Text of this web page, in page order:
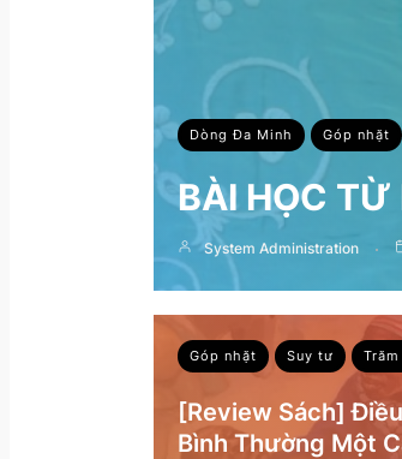
Dòng Đa Minh Góp nhặt
BÀI HỌC TỪ
System Administration
Góp nhặt Suy tư
[Review Sách]
Bình Thường Một